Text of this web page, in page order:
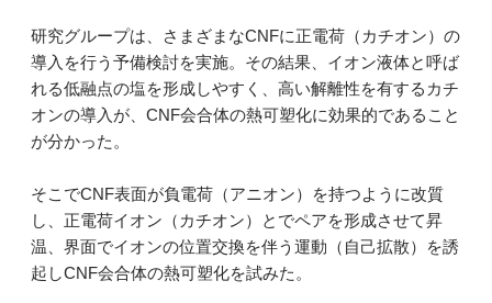
研究グループは、さまざまなCNFに正電荷（カチオン）の
導入を行う予備検討を実施。その結果、イオン液体と呼ば
れる低融点の塩を形成しやすく、高い解離性を有するカチ
オンの導入が、CNF会合体の熱可塑化に効果的であること
が分かった。
そこでCNF表面が負電荷（アニオン）を持つように改質
し、正電荷イオン（カチオン）とでペアを形成させて昇
温、界面でイオンの位置交換を伴う運動（自己拡散）を誘
起しCNF会合体の熱可塑化を試みた。